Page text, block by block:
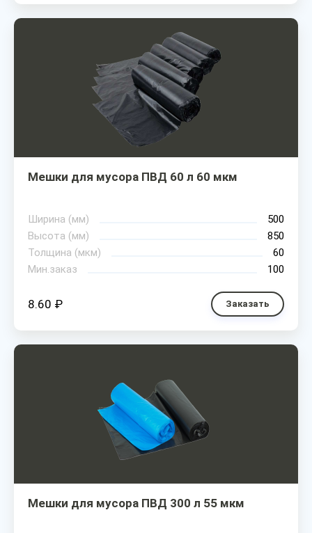
Мешки для мусора ПВД 60 л 60 мкм
Ширина (мм)
500
Высота (мм)
850
Толщина (мкм)
60
Мин.заказ
100
8.60 ₽ Заказать
Мешки для мусора ПВД 300 л 55 мкм